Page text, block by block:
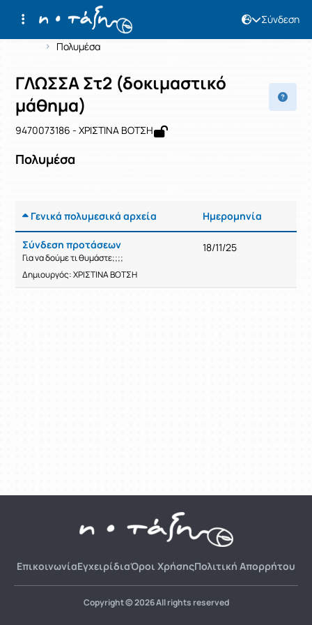
Σύνδεση
Αρχική Σελίδα
Πολυμέσα
Μάθημα : ΓΛΩΣΣΑ Στ2 (δοκιμαστικό
Κωδικός : 9470073186
ΓΛΩΣΣΑ Στ2 (δοκιμαστικό
μάθημα)
9470073186 - ΧΡΙΣΤΙΝΑ ΒΟΤΣΗ
Πολυμέσα
Γενικά πολυμεσικά αρχεία Ημερομηνία
Σύνδεση προτάσεων
Για να δούμε τι θυμάστε;;;;
Δημιουργός: ΧΡΙΣΤΙΝΑ ΒΟΤΣΗ
18/11/25
ΕπικοινωνίαΕγχειρίδιαΌροι ΧρήσηςΠολιτική Απορρήτου
Copyright © 2026 All rights reserved